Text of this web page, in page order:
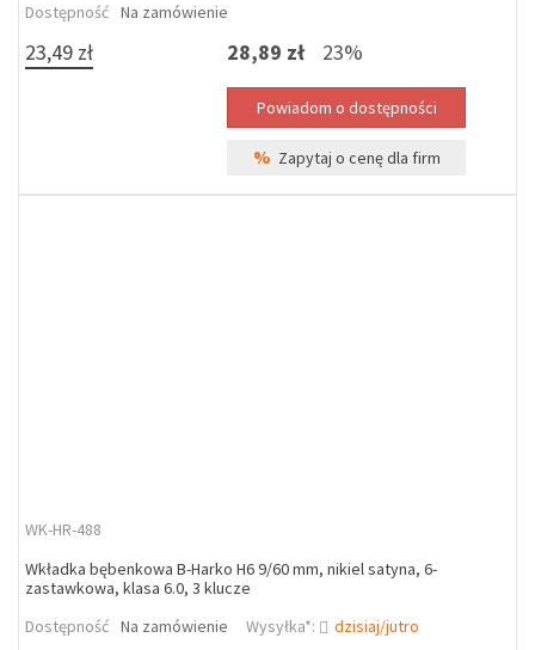
Dostępność Na zamówienie
23,49 zł 28,89 zł 23%
% Zapytaj o cenę dla firm
WK-HR-488
Wkładka bębenkowa B-Harko H6 9/60 mm, nikiel satyna, 6-
zastawkowa, klasa 6.0, 3 klucze
Dostępność Na zamówienie Wysyłka*: dzisiaj/jutro